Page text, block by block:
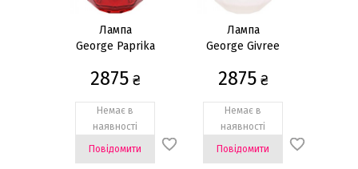
Лампа
George Paprika
2875₴
Немає в
наявності
Повідомити
Лампа
George Givree
2875₴
Немає в
наявності
Повідомити